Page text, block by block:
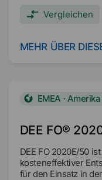
Vergleichen
MEHR ÜBER
DEE FO®
EMEA ·
DEE FO 2020E/50
kosteneffektiver
für den Einsatz in